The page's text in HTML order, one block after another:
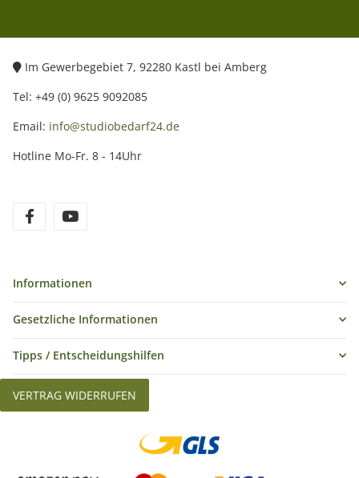
Im Gewerbegebiet 7, 92280 Kastl bei Amberg
Tel: +49 (0) 9625 9092085
Email: info@studiobedarf24.de
Hotline Mo-Fr. 8 - 14Uhr
Informationen
Gesetzliche Informationen
Tipps / Entscheidungshilfen
VERTRAG WIDERRUFEN